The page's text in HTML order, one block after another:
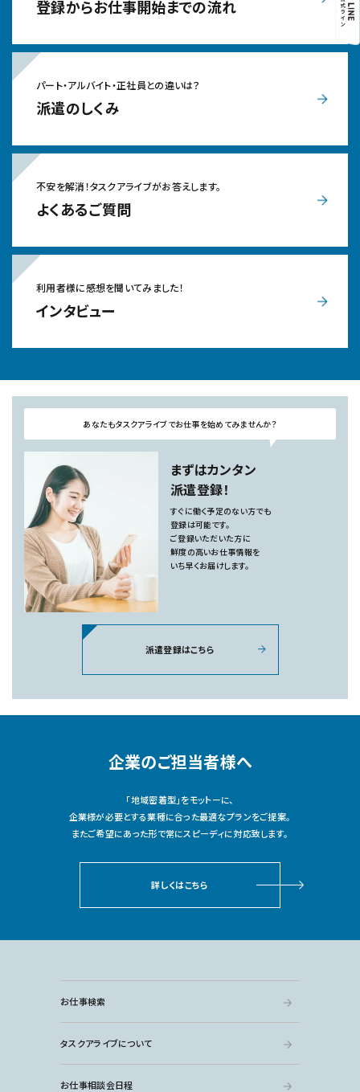
登録からお仕事開始までの流れ
パート・アルバイト・正社員との違いは？
派遣のしくみ
不安を解消！タスクアライブがお答えします。
よくあるご質問
利用者様に感想を聞いてみました！
インタビュー
あなたもタスクアライブでお仕事を始めてみませんか？
まずはカンタン
派遣登録！
すぐに働く予定のない方でも
登録は可能です。
ご登録いただいた方に
鮮度の高いお仕事情報を
いち早くお届けします。
派遣登録はこちら
企業のご担当者様へ
「地域密着型」をモットーに、
企業様が必要とする業種に合った最適なプランをご提案。
またご希望にあった形で常にスピーディに対応致します。
詳しくはこちら
お仕事検索
タスクアライブについて
お仕事相談会日程